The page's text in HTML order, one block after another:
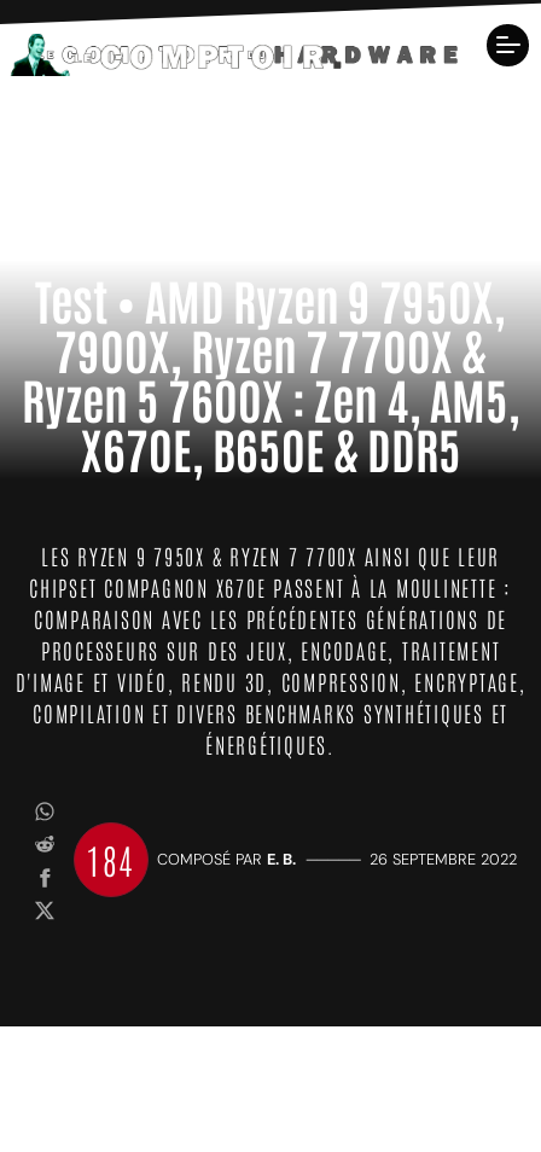
Test • AMD Ryzen 9 7950X,
7900X, Ryzen 7 7700X &
Ryzen 5 7600X : Zen 4, AM5,
X670E, B650E & DDR5
LES RYZEN 9 7950X & RYZEN 7 7700X AINSI QUE LEUR
CHIPSET COMPAGNON X670E PASSENT À LA MOULINETTE :
COMPARAISON AVEC LES PRÉCÉDENTES GÉNÉRATIONS DE
PROCESSEURS SUR DES JEUX, ENCODAGE, TRAITEMENT
D'IMAGE ET VIDÉO, RENDU 3D, COMPRESSION, ENCRYPTAGE,
COMPILATION ET DIVERS BENCHMARKS SYNTHÉTIQUES ET
ÉNERGÉTIQUES.
184 COMPOSÉ PAR E. B. ————— 26 SEPTEMBRE 2022